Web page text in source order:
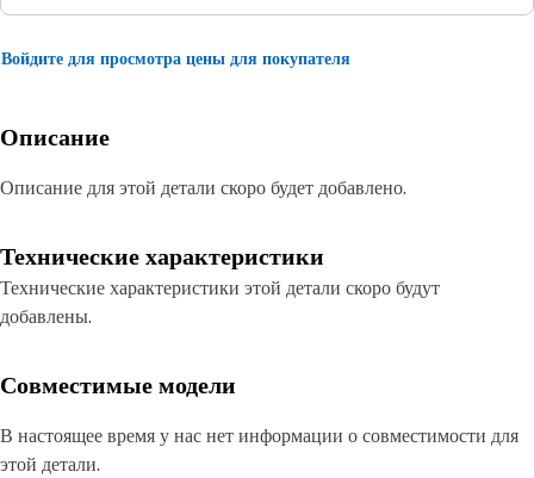
Войдите для просмотра цены для покупателя
Описание
Описание для этой детали скоро будет добавлено.
Технические характеристики
Технические характеристики этой детали скоро будут
добавлены.
Совместимые модели
В настоящее время у нас нет информации о совместимости для
этой детали.